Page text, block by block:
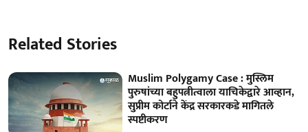
Related Stories
Muslim Polygamy Case : मुस्लिम
पुरुषांच्या बहुपत्नीत्वाला याचिकेद्वारे आव्हान,
सुप्रीम कोर्टाने केंद्र सरकारकडे मागितले
स्पष्टीकरण